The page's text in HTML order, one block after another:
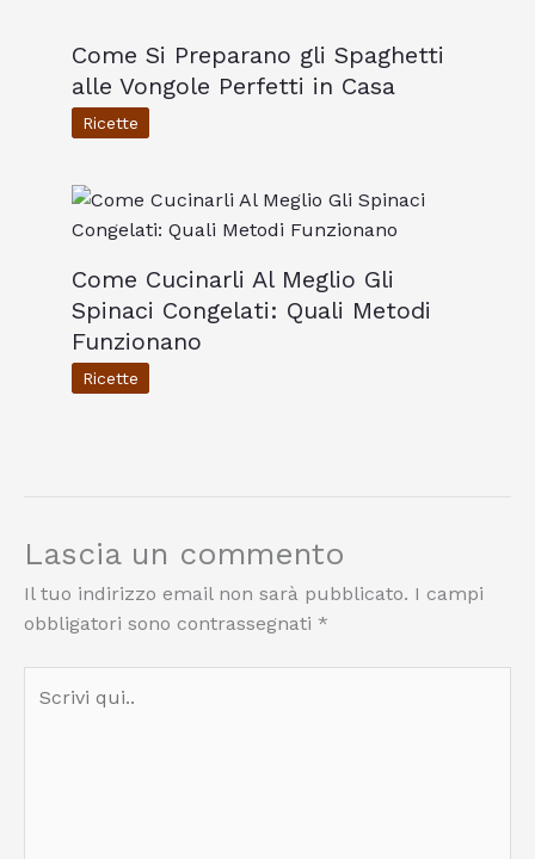
Come Si Preparano gli Spaghetti
alle Vongole Perfetti in Casa
Ricette
Come Cucinarli Al Meglio Gli
Spinaci Congelati: Quali Metodi
Funzionano
Ricette
Lascia un commento
Il tuo indirizzo email non sarà pubblicato. I campi
obbligatori sono contrassegnati *
qui..